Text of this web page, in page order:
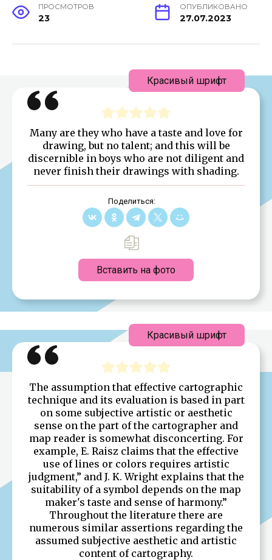
ПРОСМОТРОВ
23
ОПУБЛИКОВАНО
27.07.2023
Many are they who have a taste and love for
drawing, but no talent; and this will be
discernible in boys who are not diligent and
never finish their drawings with shading.
Поделиться:
Вставить на фото
Красивый шрифт
The assumption that effective cartographic
technique and its evaluation is based in part
on some subjective artistic or aesthetic
sense on the part of the cartographer and
map reader is somewhat disconcerting. For
example, E. Raisz claims that the effective
use of lines or colors requires artistic
judgment,” and J. K. Wright explains that the
suitability of a symbol depends on the map
maker's taste and sense of harmony.”
Throughout the literature there are
numerous similar assertions regarding the
assumed subjective aesthetic and artistic
content of cartography.
Красивый шрифт